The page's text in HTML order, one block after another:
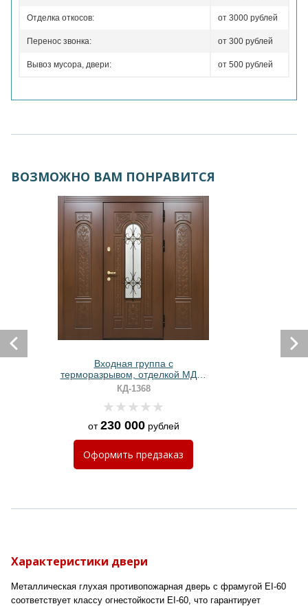
Отделка откосов: от 3000 рублей
Перенос звонка: от 300 рублей
Вывоз мусора, двери: от 500 рублей
ВОЗМОЖНО ВАМ ПОНРАВИТСЯ
Входная группа с
терморазрывом, отделкой МДФ,
стеклом и ковкой
КД-1368
от230 000рублей
Оформить предзаказ
Характеристики двери
Металлическая глухая противопожарная дверь с фрамугой EI-60
соответствует классу огнестойкости EI-60, что гарантирует